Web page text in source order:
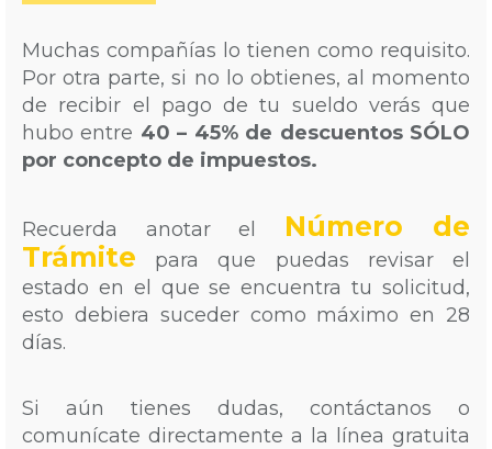
Muchas compañías lo tienen como requisito.
Por otra parte, si no lo obtienes, al momento
de recibir el pago de tu sueldo verás que
hubo entre 40 – 45% de descuentos SÓLO
por concepto de impuestos.
Recuerda anotar el
Número de
Trámite para que puedas revisar el
estado en el que se encuentra tu solicitud,
esto debiera suceder como máximo en 28
días.
Si aún tienes dudas, contáctanos o
comunícate directamente a la línea gratuita